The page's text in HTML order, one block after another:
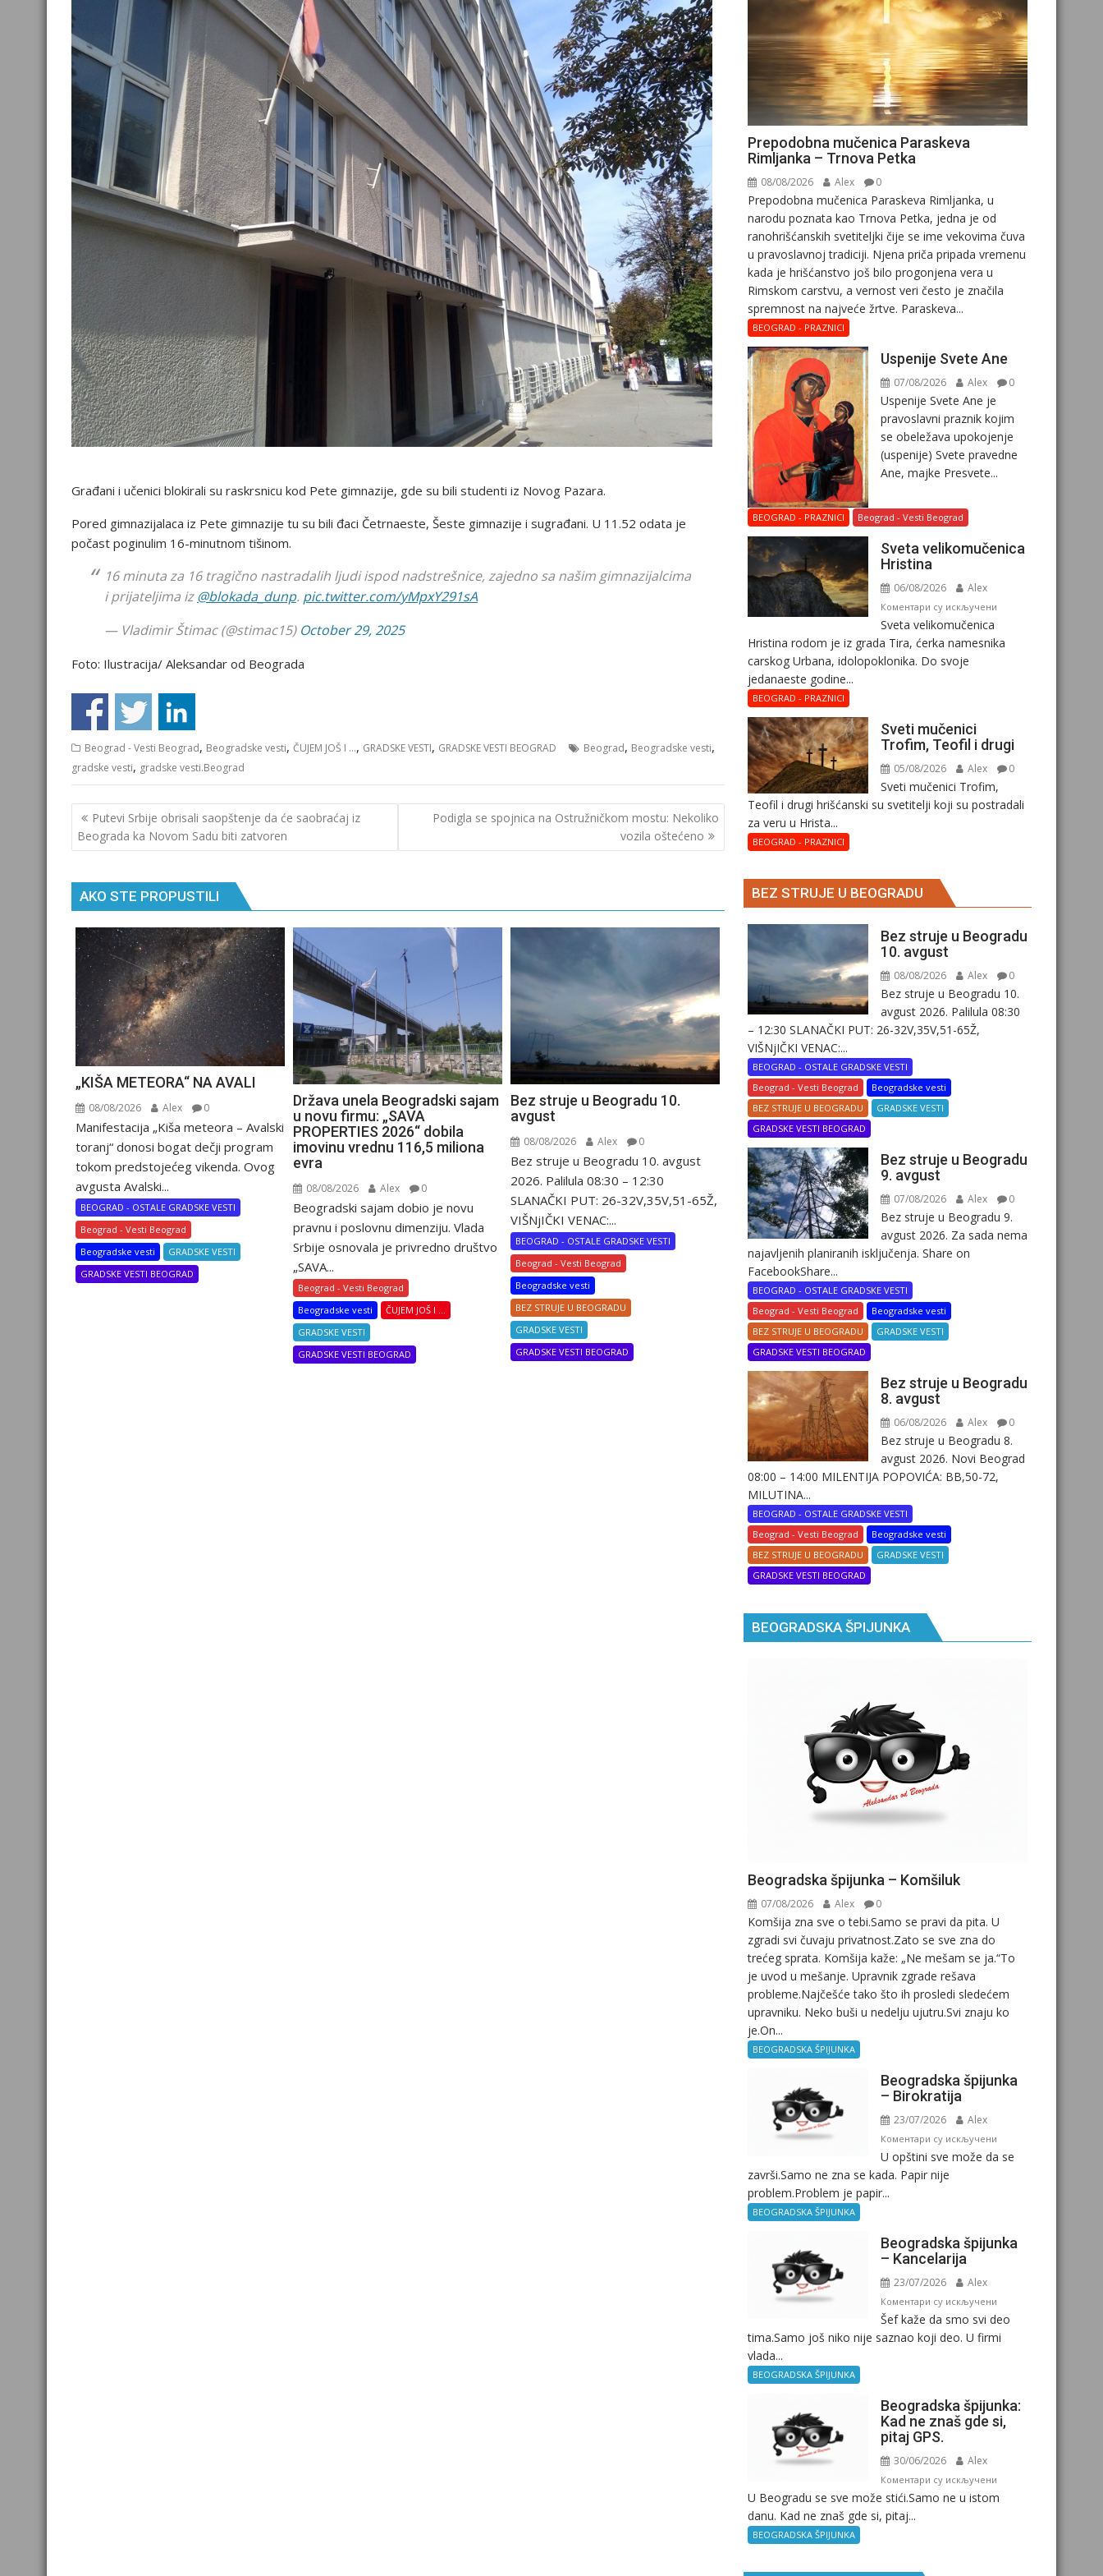
Građani i učenici blokirali su raskrsnicu kod Pete gimnazije, gde su bili studenti iz Novog Pazara.
Pored gimnazijalaca iz Pete gimnazije tu su bili đaci Četrnaeste, Šeste gimnazije i sugrađani. U 11.52 odata je
počast poginulim 16-minutnom tišinom.
16 minuta za 16 tragično nastradalih ljudi ispod nadstrešnice, zajedno sa našim gimnazijalcima
i prijateljima iz@blokada_dunp. pic.twitter.com/yMpxY291sA
— Vladimir Štimac (@stimac15) October 29, 2025
Foto: Ilustracija/ Aleksandar od Beograda
Beograd - Vesti Beograd, Beogradske vesti, ČUJEM JOŠ I ..., GRADSKE VESTI, GRADSKE VESTI BEOGRAD Beograd, Beogradske vesti,
gradske vesti, gradske vesti.Beograd
Кретање
чланка
Putevi Srbije obrisali saopštenje da će saobraćaj iz
Beograda ka Novom Sadu biti zatvoren
Podigla se spojnica na Ostružničkom mostu: Nekoliko
vozila oštećeno
AKO STE PROPUSTILI
„KIŠA METEORA“ NA AVALI
08/08/2026 Alex 0
Manifestacija „Kiša meteora – Avalski
toranj“ donosi bogat dečji program
tokom predstojećeg vikenda. Ovog
avgusta Avalski...
BEOGRAD - OSTALE GRADSKE VESTI
Beograd - Vesti Beograd
Beogradske vesti
GRADSKE VESTI
GRADSKE VESTI BEOGRAD
Država unela Beogradski sajam
u novu firmu: „SAVA
PROPERTIES 2026“ dobila
imovinu vrednu 116,5 miliona
evra
08/08/2026 Alex 0
Beogradski sajam dobio je novu
pravnu i poslovnu dimenziju. Vlada
Srbije osnovala je privredno društvo
„SAVA...
Beograd - Vesti Beograd
Beogradske vesti
ČUJEM JOŠ I ...
GRADSKE VESTI
GRADSKE VESTI BEOGRAD
Bez struje u Beogradu 10.
avgust
08/08/2026 Alex 0
Bez struje u Beogradu 10. avgust
2026. Palilula 08:30 – 12:30
SLANAČKI PUT: 26-32V,35V,51-65Ž,
VIŠNjIČKI VENAC:...
BEOGRAD - OSTALE GRADSKE VESTI
Beograd - Vesti Beograd
Beogradske vesti
BEZ STRUJE U BEOGRADU
GRADSKE VESTI
GRADSKE VESTI BEOGRAD
Prepodobna mučenica Paraskeva
Rimljanka – Trnova Petka
08/08/2026 Alex 0
Prepodobna mučenica Paraskeva Rimljanka, u
narodu poznata kao Trnova Petka, jedna je od
ranohrišćanskih svetiteljki čije se ime vekovima čuva
u pravoslavnoj tradiciji. Njena priča pripada vremenu
kada je hrišćanstvo još bilo progonjena vera u
Rimskom carstvu, a vernost veri često je značila
spremnost na najveće žrtve. Paraskeva...
BEOGRAD - PRAZNICI
Uspenije Svete Ane
07/08/2026 Alex 0
Uspenije Svete Ane je
pravoslavni praznik kojim
se obeležava upokojenje
(uspenije) Svete pravedne
Ane, majke Presvete...
BEOGRAD - PRAZNICI Beograd - Vesti Beograd
Svеta vеlikоmučеnica
Hristina
06/08/2026 Alex
Коментари су искљученина
vеlikоmučеnica
Svеta vеlikоmučеnica
Hristina rodom je iz grada Tira, ćerka namesnika
carskog Urbana, idolopoklonika. Dо svоје
јеdanaеstе gоdinе...
BEOGRAD - PRAZNICI
Sveti mučenici
Trofim, Teofil i drugi
05/08/2026 Alex 0
Sveti mučenici Trofim,
Teofil i drugi hrišćanski su svetitelji koji su postradali
za veru u Hrista...
BEOGRAD - PRAZNICI
BEZ STRUJE U BEOGRADU
Bez struje u Beogradu
10. avgust
08/08/2026 Alex 0
Bez struje u Beogradu 10.
avgust 2026. Palilula 08:30
– 12:30 SLANAČKI PUT: 26-32V,35V,51-65Ž,
VIŠNjIČKI VENAC:...
BEOGRAD - OSTALE GRADSKE VESTI
Beograd - Vesti Beograd
Beogradske vesti
BEZ STRUJE U BEOGRADU
GRADSKE VESTI
GRADSKE VESTI BEOGRAD
Bez struje u Beogradu
9. avgust
07/08/2026 Alex 0
Bez struje u Beogradu 9.
avgust 2026. Za sada nema
najavljenih planiranih isključenja. Share on
FacebookShare...
BEOGRAD - OSTALE GRADSKE VESTI
Beograd - Vesti Beograd
Beogradske vesti
BEZ STRUJE U BEOGRADU
GRADSKE VESTI
GRADSKE VESTI BEOGRAD
Bez struje u Beogradu
8. avgust
06/08/2026 Alex 0
Bez struje u Beogradu 8.
avgust 2026. Novi Beograd
08:00 – 14:00 MILENTIJA POPOVIĆA: BB,50-72,
MILUTINA...
BEOGRAD - OSTALE GRADSKE VESTI
Beograd - Vesti Beograd
Beogradske vesti
BEZ STRUJE U BEOGRADU
GRADSKE VESTI
GRADSKE VESTI BEOGRAD
BEOGRADSKA ŠPIJUNKA
Beogradska špijunka – Komšiluk
07/08/2026 Alex 0
Komšija zna sve o tebi.Samo se pravi da pita. U
zgradi svi čuvaju privatnost.Zato se sve zna do
trećeg sprata. Komšija kaže: „Ne mešam se ja.“To
je uvod u mešanje. Upravnik zgrade rešava
probleme.Najčešće tako što ih prosledi sledećem
upravniku. Neko buši u nedelju ujutru.Svi znaju ko
je.On...
BEOGRADSKA ŠPIJUNKA
Beogradska špijunka
– Birokratija
23/07/2026 Alex
Коментари су искљученина
Beogradska
U opštini sve može da se
završi.Samo ne zna se kada. Papir nije
problem.Problem je papir...
BEOGRADSKA ŠPIJUNKA
Beogradska špijunka
– Kancelarija
23/07/2026 Alex
Коментари су искљученина
Beogradska
špijunka
Šef kaže da smo svi deo
tima.Samo još niko nije saznao koji deo. U firmi
vlada...
BEOGRADSKA ŠPIJUNKA
Beogradska špijunka:
Kad ne znaš gde si,
pitaj GPS.
30/06/2026 Alex
Коментари су искљученина
Beogradska
U Beogradu se sve može stići.Samo ne u istom
danu. Kad ne znaš gde si, pitaj...
BEOGRADSKA ŠPIJUNKA